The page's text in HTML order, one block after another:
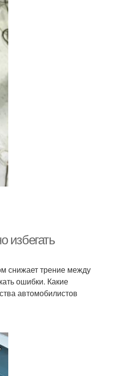
избегать
снижает трение между
ошибки. Какие
автомобилистов